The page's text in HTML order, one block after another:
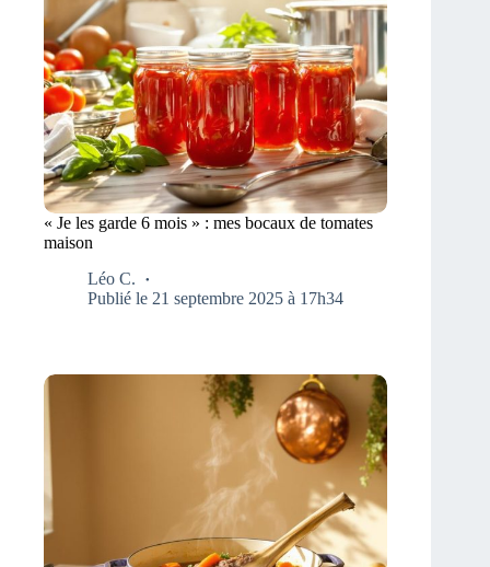
« Je les garde 6 mois » : mes bocaux de tomates
maison
Léo C.
Publié le 21 septembre 2025 à 17h34